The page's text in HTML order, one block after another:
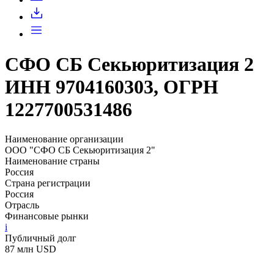
СФО СБ Секьюритизация 2
1227700531486
Наименование организации
ООО "СФО СБ Секьюритизация 2"
Наименование страны
Россия
Страна регистрации
Россия
Отрасль